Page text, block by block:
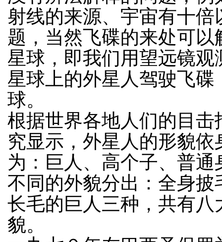
射线的来源、宇宙有十
题，当然飞碟的来处可
星球，即我们用望远镜
星球上的外星人驾驶飞
球。
根据世界各地人们的目
究显示，外星人的形貌
为：巨人、高个子、普
不同的外貌分出：全身
长毛的巨人三种，共有
貌。